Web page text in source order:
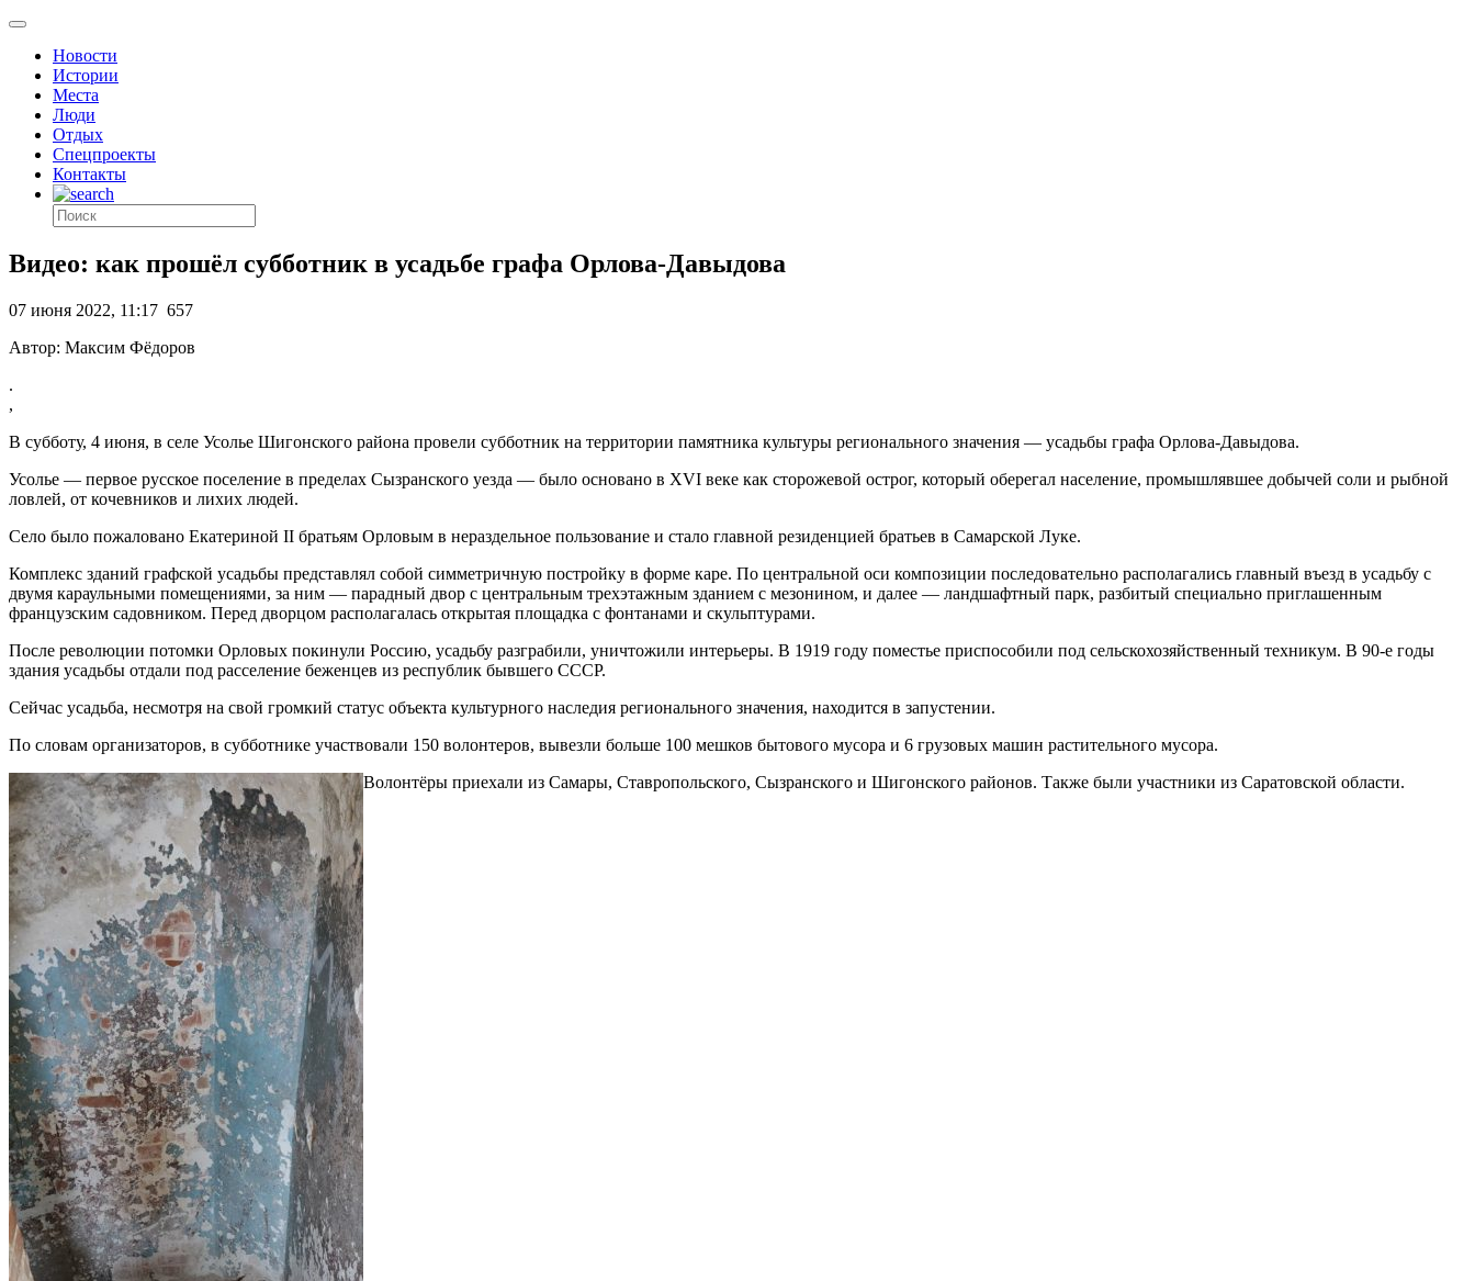
Новости
Истории
Места
Люди
Отдых
Спецпроекты
Контакты
Видео: как прошёл субботник в усадьбе графа Орлова-Давыдова
07 июня 2022, 11:17 657
Автор: Максим Фёдоров
.
,
В субботу, 4 июня, в селе Усолье Шигонского района провели субботник на территории памятника культуры регионального значения — усадьбы графа Орлова-Давыдова.
Усолье — первое русское поселение в пределах Сызранского уезда — было основано в XVI веке как сторожевой острог, который оберегал население, промышлявшее добычей соли и рыбной
ловлей, от кочевников и лихих людей.
Село было пожаловано Екатериной II братьям Орловым в нераздельное пользование и стало главной резиденцией братьев в Самарской Луке.
Комплекс зданий графской усадьбы представлял собой симметричную постройку в форме каре. По центральной оси композиции последовательно располагались главный въезд в усадьбу с
двумя караульными помещениями, за ним — парадный двор с центральным трехэтажным зданием с мезонином, и далее — ландшафтный парк, разбитый специально приглашенным
французским садовником. Перед дворцом располагалась открытая площадка с фонтанами и скульптурами.
После революции потомки Орловых покинули Россию, усадьбу разграбили, уничтожили интерьеры. В 1919 году поместье приспособили под сельскохозяйственный техникум. В 90-е годы
здания усадьбы отдали под расселение беженцев из республик бывшего СССР.
Сейчас усадьба, несмотря на свой громкий статус объекта культурного наследия регионального значения, находится в запустении.
По словам организаторов, в субботнике участвовали 150 волонтеров, вывезли больше 100 мешков бытового мусора и 6 грузовых машин растительного мусора.
Волонтёры приехали из Самары, Ставропольского, Сызранского и Шигонского районов. Также были участники из Саратовской области.